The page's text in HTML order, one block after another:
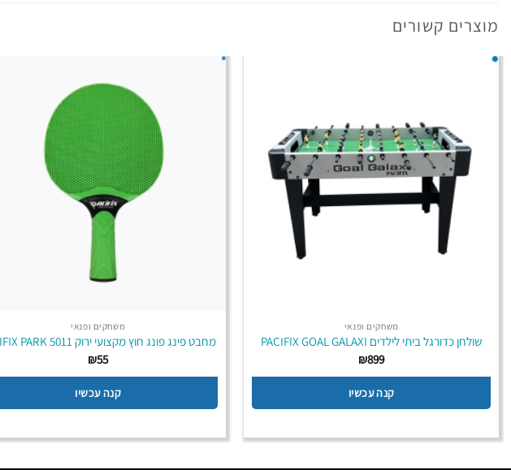
מוצרים קשורים
משחקים ופנאי
שולחן כדורגל ביתי לילדים PACIFIX GOAL GALAXI
₪899
קנה עכשיו
משחקים ופנאי
מחבט פינג פונג חוץ מקצועי ירוק PACIFIX PARK 5011
₪55
קנה עכשיו